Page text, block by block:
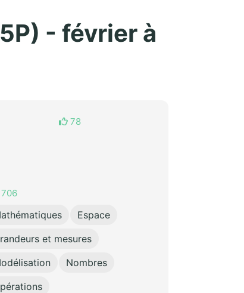
- février à
78
Espace
et mesures
Nombres